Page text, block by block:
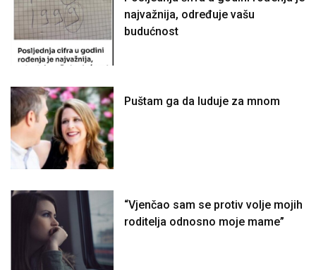
najvažnija, određuje vašu
budućnost
Puštam ga da luduje za mnom
“Vjenčao sam se protiv volje mojih
roditelja odnosno moje mame”